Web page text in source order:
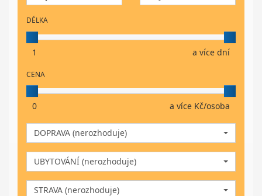
DÉLKA
1 a více dní
CENA
0 a více Kč/osoba
DOPRAVA (nerozhoduje)
UBYTOVÁNÍ (nerozhoduje)
STRAVA (nerozhoduje)